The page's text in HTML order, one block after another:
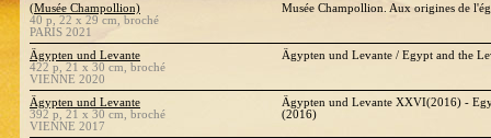
(Musée Champollion)
40 p, 22 x 29 cm, broché
PARIS 2021
Musée Champollion. Aux origines de
Ägypten und Levante
422 p, 21 x 30 cm, broché
VIENNE 2020
Ägypten und Levante / Egypt and the
Ägypten und Levante
392 p, 21 x 30 cm, broché
VIENNE 2017
Ägypten und Levante XXVI(2016) -
(2016)